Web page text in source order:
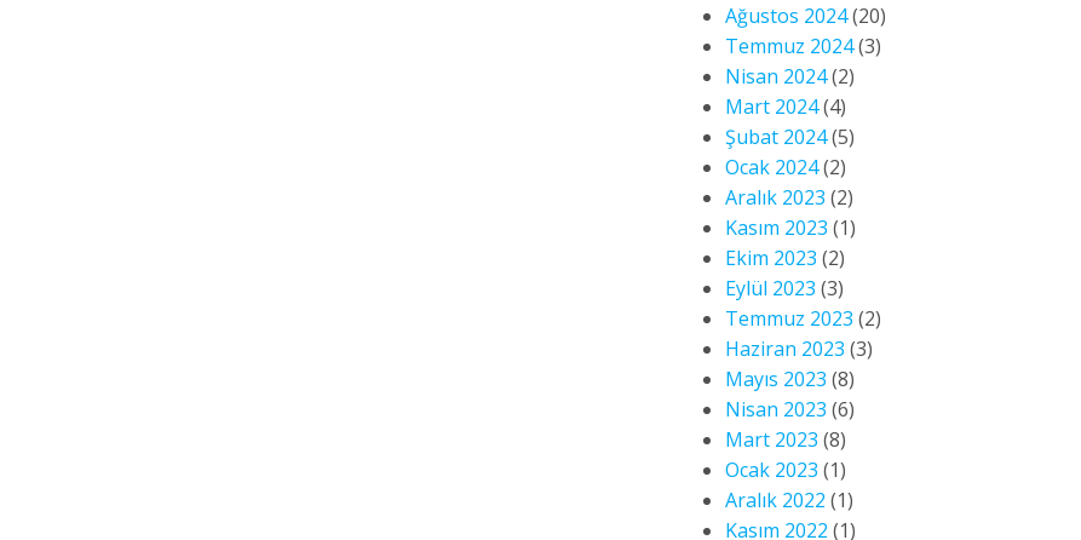
Ağustos 2024(20)
Temmuz 2024(3)
Nisan 2024(2)
Mart 2024(4)
Şubat 2024(5)
Ocak 2024(2)
Aralık 2023 (2)
Kasım 2023 (1)
Ekim 2023 (2)
Eylül 2023 (3)
Temmuz 2023 (2)
Haziran 2023 (3)
Mayıs 2023 (8)
Nisan 2023 (6)
Mart 2023 (8)
Ocak 2023 (1)
Aralık 2022 (1)
Kasım 2022 (1)